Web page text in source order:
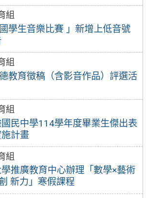
組
學生音樂比賽 」新增上低音號
組
教育徵稿（含影音作品）評選活
組
民中學114學年度畢業生傑出表
計畫
組
推廣教育中心辦理「數學×藝術
新力」寒假課程